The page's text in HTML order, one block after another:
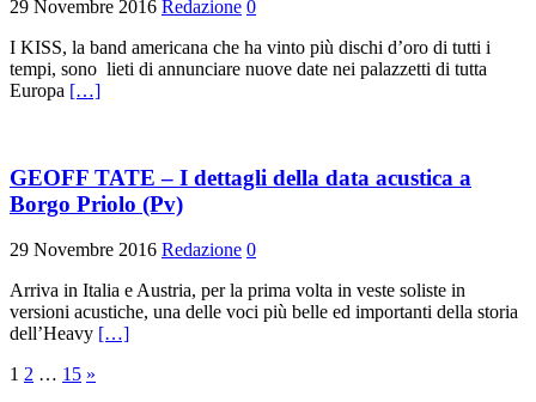
29 Novembre 2016 Redazione 0
I KISS, la band americana che ha vinto più dischi d’oro di tutti i
tempi, sono lieti di annunciare nuove date nei palazzetti di tutta
Europa […]
GEOFF TATE – I dettagli della data acustica a
Borgo Priolo (Pv)
29 Novembre 2016 Redazione 0
Arriva in Italia e Austria, per la prima volta in veste soliste in
versioni acustiche, una delle voci più belle ed importanti della storia
dell’Heavy […]
Paginazione
1 2 … 15 »